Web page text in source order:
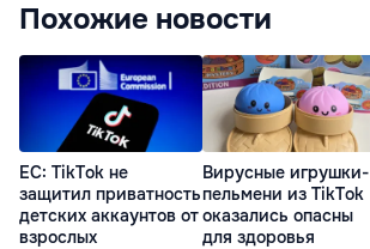
Похожие новости
ЕС: TikTok не
защитил приватность
детских аккаунтов от
взрослых
Вирусные игрушки-
пельмени из TikTok
оказались опасны
для здоровья